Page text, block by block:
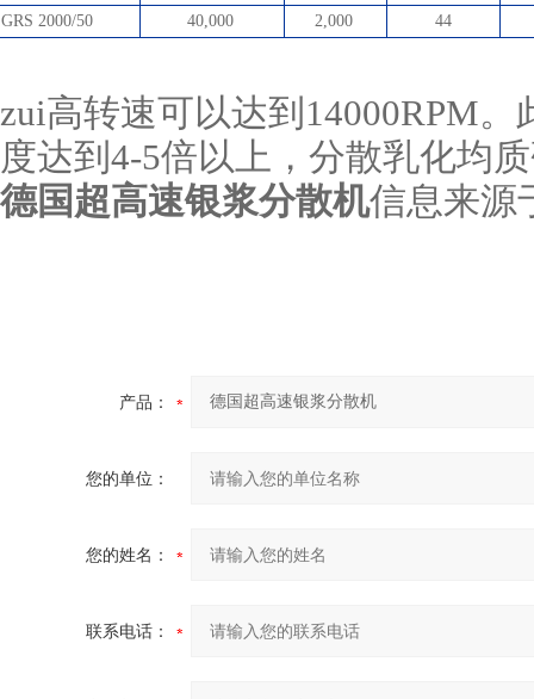
GRS 2000/50 40,000 2,000 44
zui高转速可以达到14000RPM
度达到4-5倍以上，分散乳化均
德国超高速银浆分散机信息来源
产品：
您的单位：
您的姓名：
联系电话：